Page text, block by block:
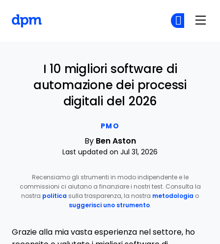
PMO
I 10 migliori software di
automazione dei processi
digitali del 2026
By Ben Aston
Last updated on Jul 31, 2026
Recensiamo gli strumenti in modo indipendente e le
commissioni ci aiutano a finanziare i nostri test. Consulta la
nostra politica sulla trasparenza, la nostra metodologia o
suggerisci uno strumento.
Grazie alla mia vasta esperienza nel settore, ho